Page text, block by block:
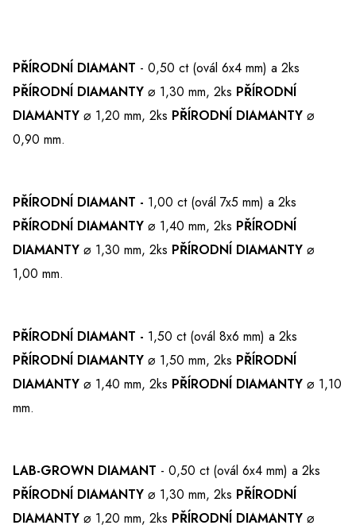
PŘÍRODNÍ DIAMANT - 0,50 ct (ovál 6x4 mm) a 2ks
PŘÍRODNÍ DIAMANTY ⌀ 1,30 mm, 2ks PŘÍRODNÍ
DIAMANTY ⌀ 1,20 mm, 2ks PŘÍRODNÍ DIAMANTY ⌀
0,90 mm.
PŘÍRODNÍ DIAMANT - 1,00 ct (ovál 7x5 mm) a 2ks
PŘÍRODNÍ DIAMANTY ⌀ 1,40 mm, 2ks PŘÍRODNÍ
DIAMANTY ⌀ 1,30 mm, 2ks PŘÍRODNÍ DIAMANTY ⌀
1,00 mm.
PŘÍRODNÍ DIAMANT - 1,50 ct (ovál 8x6 mm) a 2ks
PŘÍRODNÍ DIAMANTY ⌀ 1,50 mm, 2ks PŘÍRODNÍ
DIAMANTY ⌀ 1,40 mm, 2ks PŘÍRODNÍ DIAMANTY ⌀ 1,10
mm.
LAB-GROWN DIAMANT - 0,50 ct (ovál 6x4 mm) a 2ks
PŘÍRODNÍ DIAMANTY ⌀ 1,30 mm, 2ks PŘÍRODNÍ
DIAMANTY ⌀ 1,20 mm, 2ks PŘÍRODNÍ DIAMANTY ⌀